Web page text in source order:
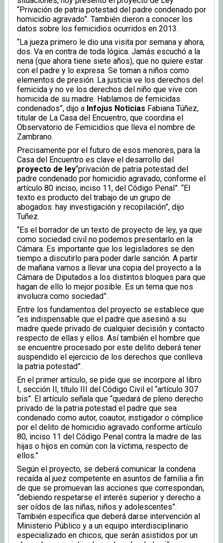
“Privación de patria potestad del padre condenado por
homicidio agravado”. También dieron a conocer los
datos sobre los femicidios ocurridos en 2013.
“La jueza primero le dio una visita por semana y ahora,
dos. Va en contra de toda lógica. Jamás escuchó a la
nena (que ahora tiene siete años), que no quiere estar
con el padre y lo expresa. Se toman a niños como
elementos de presión. La justicia ve los derechos del
femicida y no ve los derechos del niño que vive con
homicida de su madre. Hablamos de femicidas
condenados”, dijo a Infojus Noticias Fabiana Túñez,
titular de La Casa del Encuentro, que coordina el
Observatorio de Femicidios que lleva el nombre de
Zambrano.
Precisamente por el futuro de esos menores, para la
Casa del Encuentro es clave el desarrollo del
proyecto de ley“privación de patria potestad del
padre condenado por homicidio agravado, conforme el
artículo 80 inciso, inciso 11, del Código Penal”. “El
texto es producto del trabajo de un grupo de
abogados: hay investigación y recopilación”, dijo
Tuñez.
“Es el borrador de un texto de proyecto de ley, ya que
como sociedad civil no podemos presentarlo en la
Cámara. Es importante que los legisladores se den
tiempo a discutirlo para poder darle sanción. A partir
de mañana vamos a llevar una copia del proyecto a la
Cámara de Diputados a los distintos bloques para que
hagan de ello lo mejor posible. Es un tema que nos
involucra como sociedad”.
Entre los fundamentos del proyecto se establece que
“es indispensable que el padre que asesinó a su
madre quede privado de cualquier decisión y contacto
respecto de ellas y ellos. Así también el hombre que
se encuentre procesado por este delito deberá tener
suspendido el ejercicio de los derechos que conlleva
la patria potestad”.
En el primer artículo, se pide que se incorpore al libro
I, sección II, título III del Código Civil el “artículo 307
bis”. El artículo señala que “quedará de pleno derecho
privado de la patria potestad el padre que sea
condenado como autor, coautor, instigador o cómplice
por el delito de homicidio agravado conforme artículo
80, inciso 11 del Código Penal contra la madre de las
hijas o hijos en común con la víctima, respecto de
ellos.”
Según el proyecto, se deberá comunicar la condena
recaída al juez competente en asuntos de familia a fin
de que se promuevan las acciones que correspondan,
“debiendo respetarse el interés superior y derecho a
ser oídos de las niñas, niños y adolescentes”.
También especifica que deberá darse intervención al
Ministerio Público y a un equipo interdisciplinario
especializado en chicos, que serán asistidos por un